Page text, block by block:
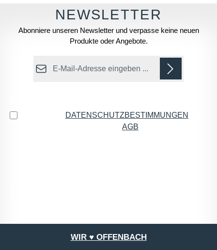
Abonniere unseren Newsletter und verpasse keine neuen
Produkte oder Angebote.
E-Mail-Adresse*
DATENSCHUTZBESTIMMUNGEN
AGB
WIR ♥ OFFENBACH